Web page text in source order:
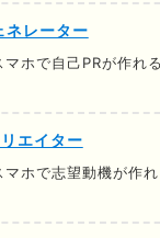
ネレーター
ホで自己PRが作れ
エイター
ホで志望動機が作